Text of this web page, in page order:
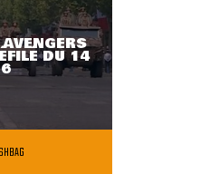
DU 14